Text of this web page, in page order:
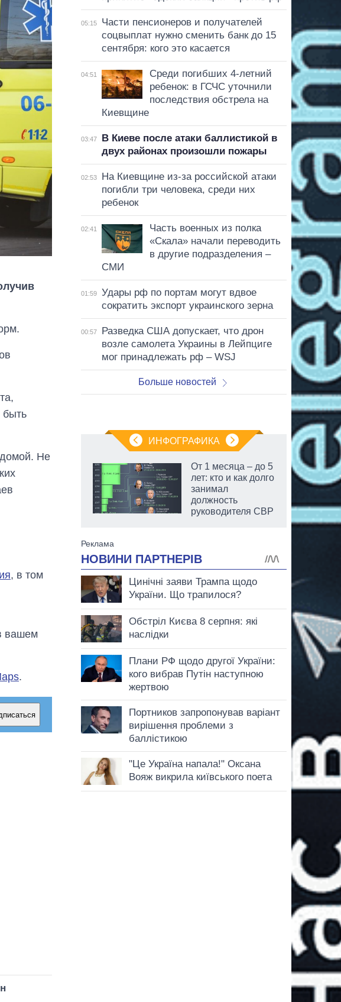
быть
Не
, в том
вашем
.
05:15
Части пенсионеров и получателей
соцвыплат нужно сменить банк до 15
сентября: кого это касается
04:51
Среди погибших 4-летний
ребенок: в ГСЧС уточнили
последствия обстрела на
Киевщине
03:47
В Киеве после атаки баллистикой в
двух районах произошли пожары
02:53
На Киевщине из-за российской атаки
погибли три человека, среди них
ребенок
02:41
Часть военных из полка
«Скала» начали переводить
в другие подразделения –
СМИ
01:59
Удары рф по портам могут вдвое
сократить экспорт украинского зерна
00:57
Разведка США допускает, что дрон
возле самолета Украины в Лейпциге
мог принадлежать рф – WSJ
Больше новостей
ИНФОГРАФИКА
От 1 месяца – до 5
лет: кто и как долго
занимал
должность
руководителя СВР